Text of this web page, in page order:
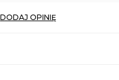
DODAJ OPINIĘ